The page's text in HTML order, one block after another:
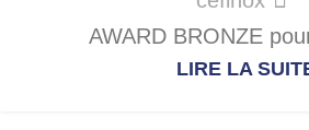
AWARD BRONZE
LIRE LA